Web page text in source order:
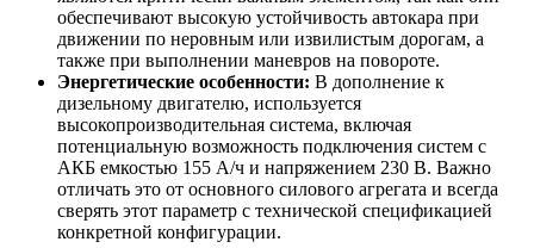
обеспечивают высокую устойчивость автокара при
движении по неровным или извилистым дорогам, а
также при выполнении маневров на повороте.
Энергетические особенности: В дополнение к
дизельному двигателю, используется
высокопроизводительная система, включая
потенциальную возможность подключения систем с
АКБ емкостью 155 А/ч и напряжением 230 В. Важно
отличать это от основного силового агрегата и всегда
сверять этот параметр с технической спецификацией
конкретной конфигурации.